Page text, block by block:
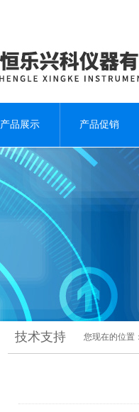
产品展示 产品促销
技术支持 您现在的位置